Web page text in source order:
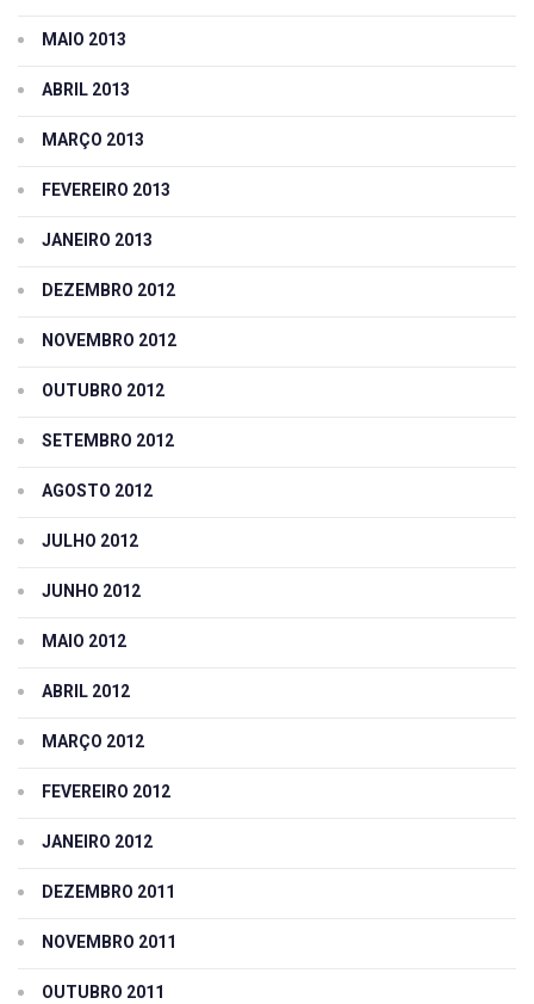
MAIO 2013
ABRIL 2013
MARÇO 2013
FEVEREIRO 2013
JANEIRO 2013
DEZEMBRO 2012
NOVEMBRO 2012
OUTUBRO 2012
SETEMBRO 2012
AGOSTO 2012
JULHO 2012
JUNHO 2012
MAIO 2012
ABRIL 2012
MARÇO 2012
FEVEREIRO 2012
JANEIRO 2012
DEZEMBRO 2011
NOVEMBRO 2011
OUTUBRO 2011